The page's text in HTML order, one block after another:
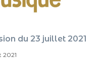
du 23 juillet 2021
2021